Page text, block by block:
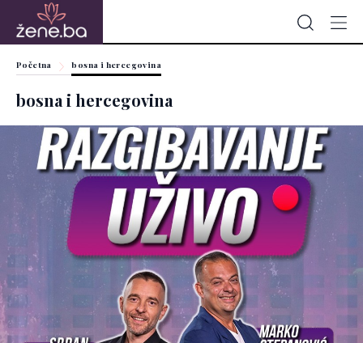
Početna bosna i hercegovina
bosna i hercegovina